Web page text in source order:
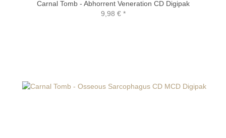
Carnal Tomb - Abhorrent Veneration CD Digipak
9,98 €*